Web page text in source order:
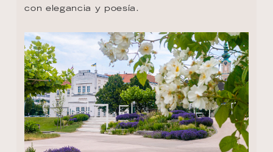
con elegancia y poesía.